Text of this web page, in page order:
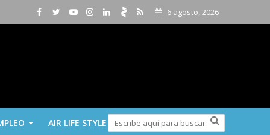
6 agosto, 2026
AIR LIFE STYLE